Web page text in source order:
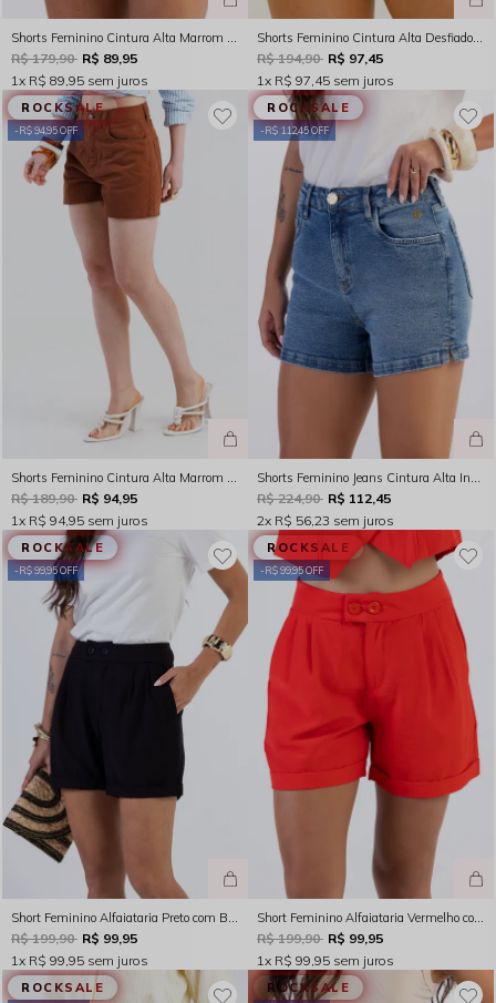
Shorts Feminino Cintura Alta Marrom Rocksham - 254043-90000
R$ 179,90 R$ 89,95
1x R$ 89,95 sem juros
Shorts Feminino Cintura Alta Desfiado Branco Rocksham - RS00110-10000
R$ 194,90 R$ 97,45
1x R$ 97,45 sem juros
R$ 94,95 OFF
ROCKSALE
Shorts Feminino Cintura Alta Marrom Rocksham - 253049 - 90000
R$ 189,90 R$ 94,95
1x R$ 94,95 sem juros
R$ 112,45 OFF
ROCKSALE
Shorts Feminino Jeans Cintura Alta Indigo Médio Rocksham com Elastano - 254030
R$ 224,90 R$ 112,45
2x R$ 56,23 sem juros
R$ 99,95 OFF
ROCKSALE
Short Feminino Alfaiataria Preto com Barra Italiana Rocksham - FC254075 - 20003
R$ 199,90 R$ 99,95
1x R$ 99,95 sem juros
R$ 99,95 OFF
ROCKSALE
Short Feminino Alfaiataria Vermelho com Barra Italiana Rocksham - FC254075 - 70000
R$ 199,90 R$ 99,95
1x R$ 99,95 sem juros
ROCKSALE ROCKSALE